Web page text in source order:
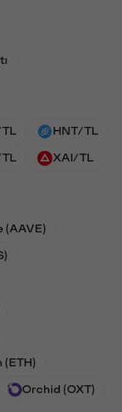
HNT/TL
XAI/TL
(AAVE)
(ETH)
Orchid (OXT)